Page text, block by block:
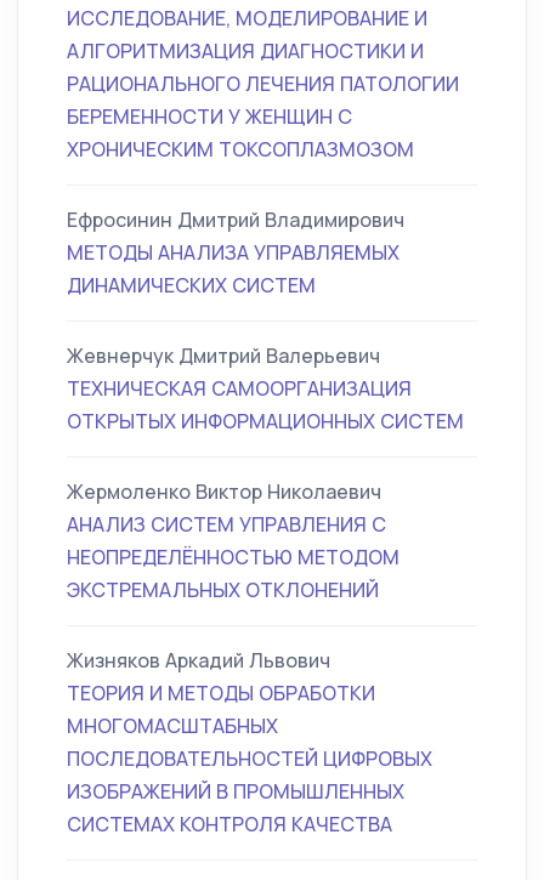
ИССЛЕДОВАНИЕ, МОДЕЛИРОВАНИЕ И
АЛГОРИТМИЗАЦИЯ ДИАГНОСТИКИ И
РАЦИОНАЛЬНОГО ЛЕЧЕНИЯ ПАТОЛОГИИ
БЕРЕМЕННОСТИ У ЖЕНЩИН С
ХРОНИЧЕСКИМ ТОКСОПЛАЗМОЗОМ
Ефросинин Дмитрий Владимирович
МЕТОДЫ АНАЛИЗА УПРАВЛЯЕМЫХ
ДИНАМИЧЕСКИХ СИСТЕМ
Жевнерчук Дмитрий Валерьевич
ТЕХНИЧЕСКАЯ САМООРГАНИЗАЦИЯ
ОТКРЫТЫХ ИНФОРМАЦИОННЫХ СИСТЕМ
Жермоленко Виктор Николаевич
АНАЛИЗ СИСТЕМ УПРАВЛЕНИЯ С
НЕОПРЕДЕЛЁННОСТЬЮ МЕТОДОМ
ЭКСТРЕМАЛЬНЫХ ОТКЛОНЕНИЙ
Жизняков Аркадий Львович
ТЕОРИЯ И МЕТОДЫ ОБРАБОТКИ
МНОГОМАСШТАБНЫХ
ПОСЛЕДОВАТЕЛЬНОСТЕЙ ЦИФРОВЫХ
ИЗОБРАЖЕНИЙ В ПРОМЫШЛЕННЫХ
СИСТЕМАХ КОНТРОЛЯ КАЧЕСТВА